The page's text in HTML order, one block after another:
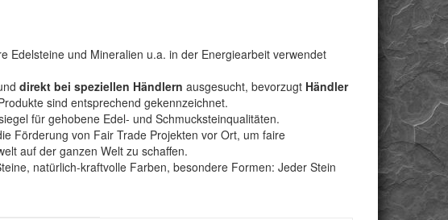
Edelsteine und Mineralien u.a. in der Energiearbeit verwendet
direkt bei speziellen Händlern ausgesucht, bevorzugt Händler
sind entsprechend gekennzeichnet.
für gehobene Edel- und Schmucksteinqualitäten.
Förderung von Fair Trade Projekten vor Ort, um faire
auf der ganzen Welt zu schaffen.
natürlich-kraftvolle Farben, besondere Formen: Jeder Stein